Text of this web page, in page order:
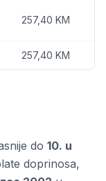
257,40 KM
257,40 KM
do 10. u
doprinosa,